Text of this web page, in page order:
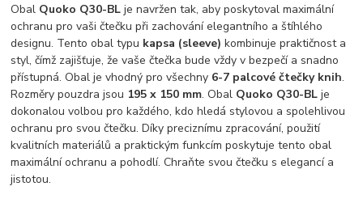
Obal Quoko Q30-BL je navržen tak, aby poskytoval maximální
ochranu pro vaši čtečku při zachování elegantního a štíhlého
designu. Tento obal typu kapsa (sleeve) kombinuje praktičnost a
styl, čímž zajišťuje, že vaše čtečka bude vždy v bezpečí a snadno
přístupná. Obal je vhodný pro všechny 6-7 palcové čtečky knih.
Rozměry pouzdra jsou 195 x 150 mm. Obal Quoko Q30-BL je
dokonalou volbou pro každého, kdo hledá stylovou a spolehlivou
ochranu pro svou čtečku. Díky preciznímu zpracování, použití
kvalitních materiálů a praktickým funkcím poskytuje tento obal
maximální ochranu a pohodlí. Chraňte svou čtečku s elegancí a
jistotou.